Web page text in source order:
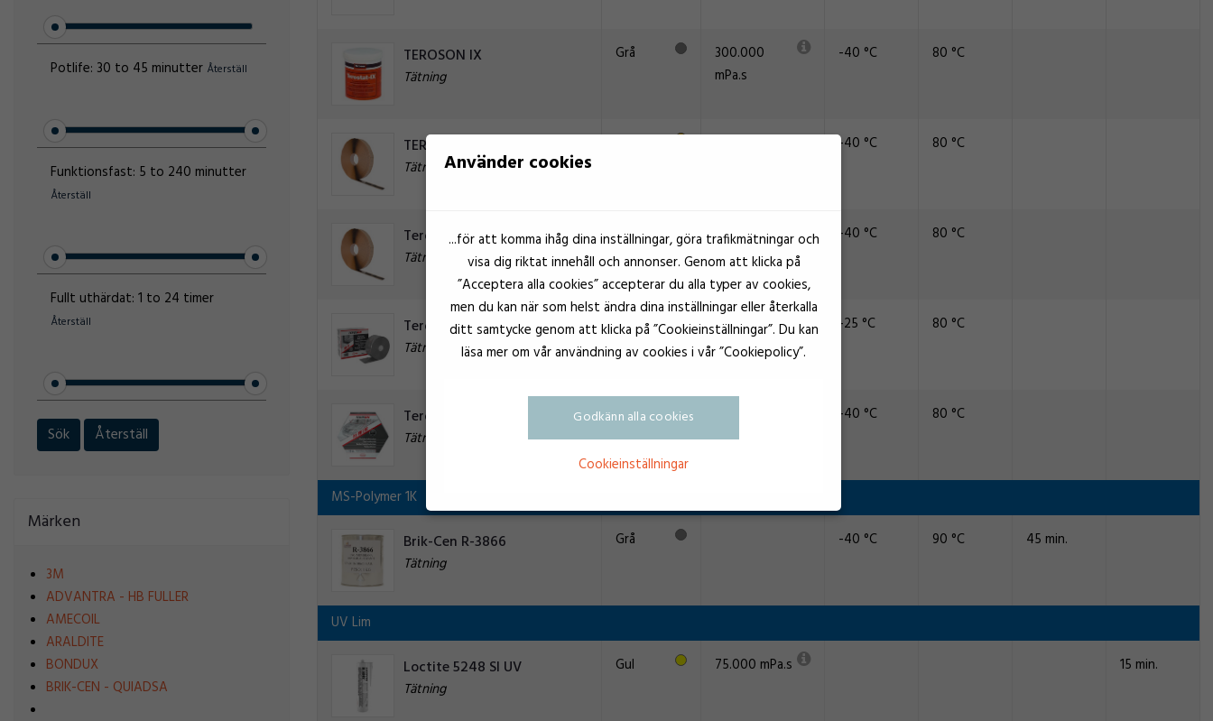
Potlife: 30 to 45 minutter Återställ
Funktionsfast: 5 to 240 minutter
Återställ
Fullt uthärdat: 1 to 24 timer
Återställ
Sök Återställ
Märken
3M
ADVANTRA - HB FULLER
AMECOIL
ARALDITE
BONDUX
BRIK-CEN - QUIADSA
TEROSON IX
Tätning
Grå
300.000
mPa.s
-40 °C 80 °C
TEROSON RB 81
Tätning
-40 °C 80 °C
Teroson RB 81 15X1,5
Tätning
Svart -40 °C 80 °C
Teroson RB II grå 20X2
Tätning
Grå -25 °C 80 °C
Teroson RB VII sort D10
Tätning
Svart -40 °C 80 °C
MS-Polymer 1K
Brik-Cen R-3866
Tätning
Grå -40 °C 90 °C 45 min.
UV Lim
Loctite 5248 SI UV
Tätning
Gul 75.000 mPa.s 15 min.
Använder cookies
...för att komma ihåg dina inställningar, göra trafikmätningar och
visa dig riktat innehåll och annonser. Genom att klicka på
”Acceptera alla cookies” accepterar du alla typer av cookies,
men du kan när som helst ändra dina inställningar eller återkalla
ditt samtycke genom att klicka på ”Cookieinställningar”. Du kan
läsa mer om vår användning av cookies i vår ”Cookiepolicy”.
Godkänn alla cookies
Cookieinställningar